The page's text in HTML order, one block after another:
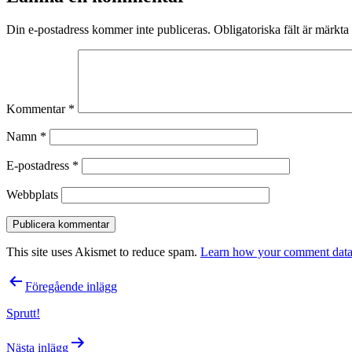
Din e-postadress kommer inte publiceras. Obligatoriska fält är märkta
Kommentar *
Namn *
E-postadress *
Webbplats
This site uses Akismet to reduce spam. Learn how your comment
Inläggsnavigering
Föregående inlägg
Sprutt!
Nästa inlägg